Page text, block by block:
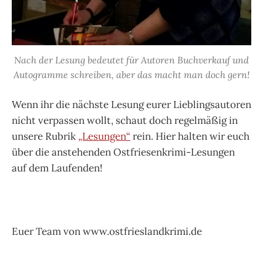
Nach der Lesung bedeutet für Autoren Buchverkauf und
Autogramme schreiben, aber das macht man doch gern!
Wenn ihr die nächste Lesung eurer Lieblingsautoren
nicht verpassen wollt, schaut doch regelmäßig in
unsere Rubrik „Lesungen“ rein. Hier halten wir euch
über die anstehenden Ostfriesenkrimi-Lesungen
auf dem Laufenden!
Euer Team von www.ostfrieslandkrimi.de